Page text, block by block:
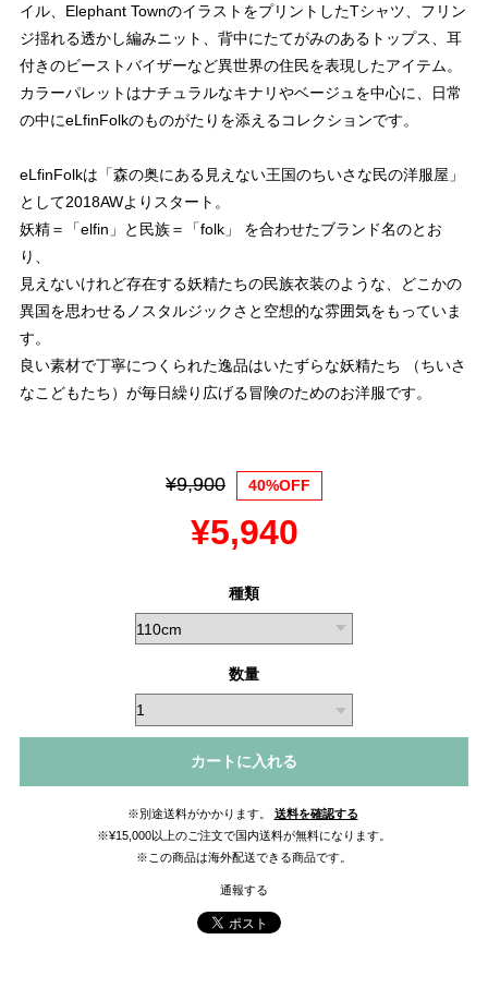
イル、Elephant TownのイラストをプリントしたTシャツ、フリン
ジ揺れる透かし編みニット、背中にたてがみのあるトップス、耳
付きのビーストバイザーなど異世界の住民を表現したアイテム。
カラーパレットはナチュラルなキナリやベージュを中心に、日常
の中にeLfinFolkのものがたりを添えるコレクションです。
eLfinFolkは「森の奥にある見えない王国のちいさな民の洋服屋」
として2018AWよりスタート。
妖精＝「elfin」と民族＝「folk」 を合わせたブランド名のとお
り、
見えないけれど存在する妖精たちの民族衣装のような、どこかの
異国を思わせるノスタルジックさと空想的な雰囲気をもっていま
す。
良い素材で丁寧につくられた逸品はいたずらな妖精たち （ちいさ
なこどもたち）が毎日繰り広げる冒険のためのお洋服です。
¥9,900 40%OFF
¥5,940
種類
数量
カートに入れる
※別途送料がかかります。
送料を確認する
※¥15,000以上のご注文で国内送料が無料になります。
※この商品は海外配送できる商品です。
通報する